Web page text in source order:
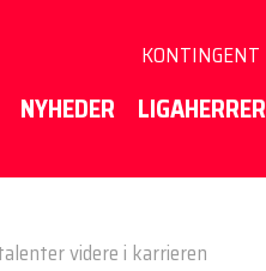
KONTINGENT
NYHEDER LIGAHERRER
videre i karrieren